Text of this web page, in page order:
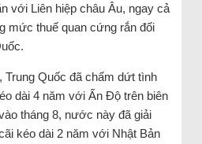
với Liên hiệp châu Âu, ngay cả
mức thuế quan cứng rắn đối
Quốc đã chấm dứt tình
dài 4 năm với Ấn Độ trên biên
tháng 8, nước này đã giải
kéo dài 2 năm với Nhật Bản